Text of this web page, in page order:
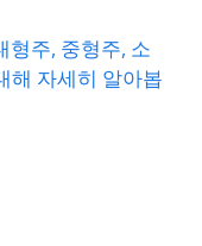
주, 중형주, 소
해 자세히 알아봅